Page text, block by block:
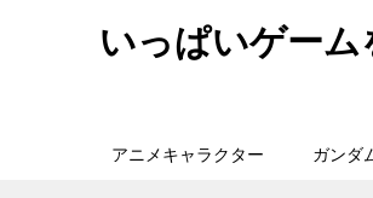
いっぱいゲーム
アニメキャラクター ガンダ